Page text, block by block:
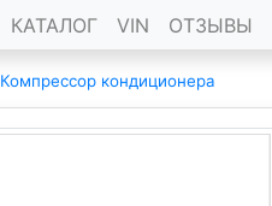
КАТАЛОГ VIN ОТЗЫВЫ
Компрессор кондиционера